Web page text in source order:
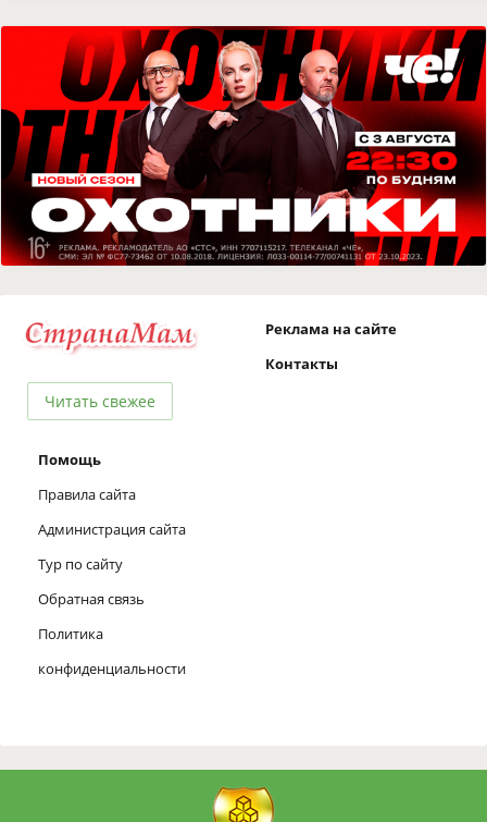
Читать свежее
Реклама на сайте
Контакты
Помощь
Правила сайта
Администрация сайта
Тур по сайту
Обратная связь
Политика
конфиденциальности